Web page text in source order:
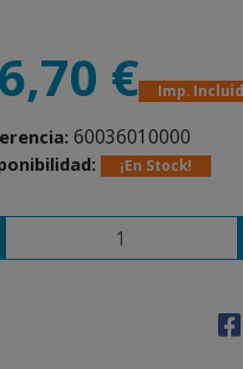
€ Imp.
60036010000
¡En Stock!